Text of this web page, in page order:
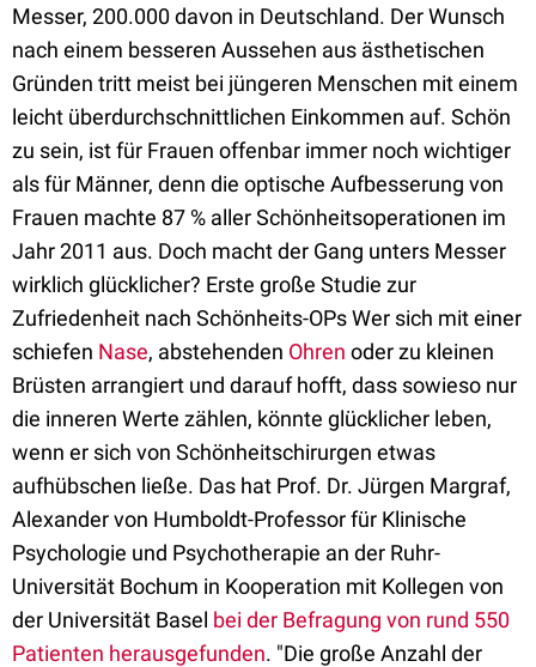
Messer, 200.000 davon in Deutschland. Der Wunsch
nach einem besseren Aussehen aus ästhetischen
Gründen tritt meist bei jüngeren Menschen mit einem
leicht überdurchschnittlichen Einkommen auf. Schön
zu sein, ist für Frauen offenbar immer noch wichtiger
als für Männer, denn die optische Aufbesserung von
Frauen machte 87 % aller Schönheitsoperationen im
Jahr 2011 aus. Doch macht der Gang unters Messer
wirklich glücklicher? Erste große Studie zur
Zufriedenheit nach Schönheits-OPs Wer sich mit einer
schiefen Nase, abstehenden Ohren oder zu kleinen
Brüsten arrangiert und darauf hofft, dass sowieso nur
die inneren Werte zählen, könnte glücklicher leben,
wenn er sich von Schönheitschirurgen etwas
aufhübschen ließe. Das hat Prof. Dr. Jürgen Margraf,
Alexander von Humboldt-Professor für Klinische
Psychologie und Psychotherapie an der Ruhr-
Universität Bochum in Kooperation mit Kollegen von
der Universität Basel bei der Befragung von rund 550
Patienten herausgefunden. "Die große Anzahl der